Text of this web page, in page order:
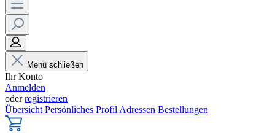
Menü schließen
Ihr Konto
Anmelden
oderregistrieren
Übersicht Persönliches Profil Adressen Bestellungen